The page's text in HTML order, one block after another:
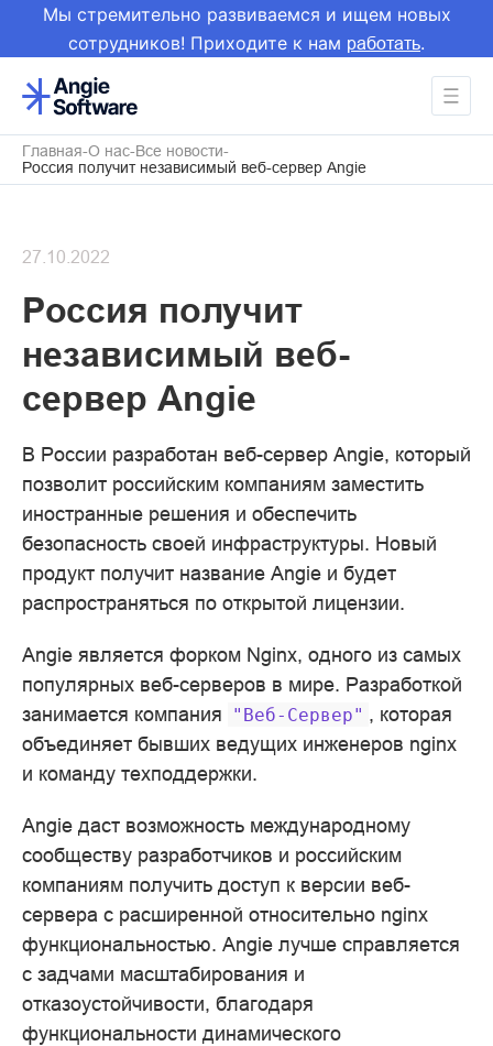
Мы стремительно развиваемся и ищем новых
сотрудников! Приходите к нам работать.
Главная О нас Все новости
Россия получит независимый веб-сервер Angie
Россия получит
независимый веб-
сервер Angie
27.10.2022
В России разработан веб-сервер Angie, который
позволит российским компаниям заместить
иностранные решения и обеспечить
безопасность своей инфраструктуры. Новый
продукт получит название Angie и будет
распространяться по открытой лицензии.
Angie является форком Nginx, одного из самых
популярных веб-серверов в мире. Разработкой
занимается компания
"Веб-Сервер" , которая
объединяет бывших ведущих инженеров nginx
и команду техподдержки.
Angie даст возможность международному
сообществу разработчиков и российским
компаниям получить доступ к версии веб-
сервера с расширенной относительно nginx
функциональностью. Angie лучше справляется
с задчами масштабирования и
отказоустойчивости, благодаря
функциональности динамического